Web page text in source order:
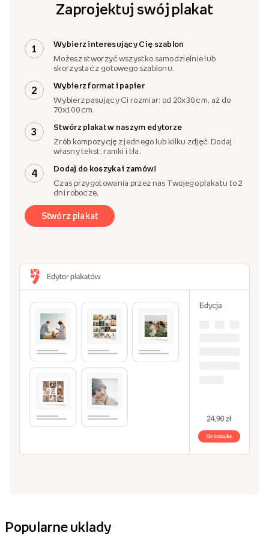
Zaprojektuj swój plakat
1
Wybierz interesujący Cię szablon
Możesz stworzyć wszystko samodzielnie lub
skorzystać z gotowego szablonu.
2
Wybierz format i papier
Wybierz pasujący Ci rozmiar: od 20x30 cm, aż do
70x100 cm.
3
Stwórz plakat w naszym edytorze
Zrób kompozycję z jednego lub kilku zdjęć. Dodaj
własny tekst, ramki i tła.
4
Dodaj do koszyka i zamów!
Czas przygotowania przez nas Twojego plakatu to 2
dni robocze.
Stwórz plakat
Popularne uklady